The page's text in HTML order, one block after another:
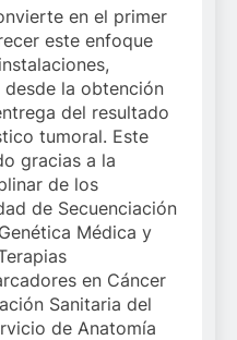
en el primer
este enfoque
la obtención
del resultado
tumoral. Este
gracias a la
de los
de Secuenciación
Médica y
en Cáncer
Sanitaria del
de Anatomía